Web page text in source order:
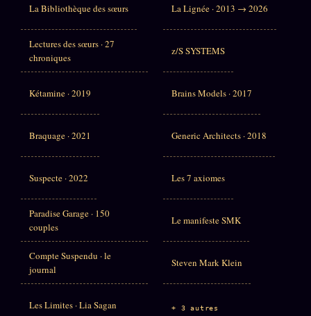
La Bibliothèque des sœurs
Lectures des sœurs · 27
chroniques
Kétamine · 2019
Braquage · 2021
Suspecte · 2022
Paradise Garage · 150
couples
Compte Suspendu · le
journal
Les Limites · Lia Sagan
La Lignée · 2013 → 2026
z/S SYSTEMS
Brains Models · 2017
Generic Architects · 2018
Les 7 axiomes
Le manifeste SMK
Steven Mark Klein
+ 3 autres